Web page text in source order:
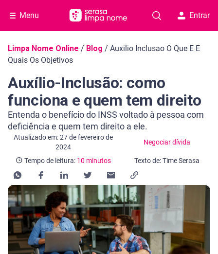
Menu Entrar
Navegação do blog
Limpa Nome Online / Blog / Auxilio Inclusao O Que E E
Quais Os Objetivos
Auxílio-Inclusão: como
funciona e quem tem direito
Entenda o benefício do INSS voltado à pessoa com
deficiência e quem tem direito a ele.
Atualizado em: 27 de fevereiro de
2024
Negociar dívida
Categoria Negociar dívida
Tempo de leitura: 10 minutos
Tempo de leitura: 10 minutos
Texto de: Time Serasa